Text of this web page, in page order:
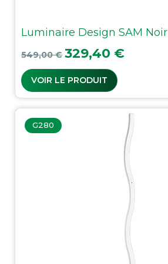
Luminaire Design SAM Noir
Prix de base
549,00 € Prix
329,40 €
VOIR LE PRODUIT
G280